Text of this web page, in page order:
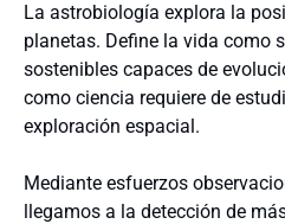
La astrobiología explora la
planetas. Define la vida como
sostenibles capaces de
como ciencia requiere de
exploración espacial.
Mediante esfuerzos
llegamos a la detección de